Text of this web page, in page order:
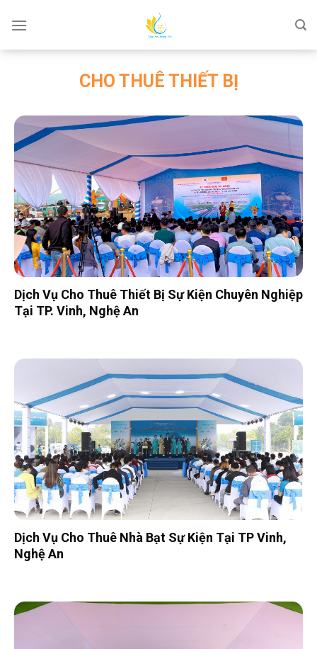
CHO THUÊ THIẾT BỊ
Dịch Vụ Cho Thuê Thiết Bị Sự Kiện Chuyên Nghiệp
Tại TP. Vinh, Nghệ An
Dịch Vụ Cho Thuê Nhà Bạt Sự Kiện Tại TP Vinh,
Nghệ An